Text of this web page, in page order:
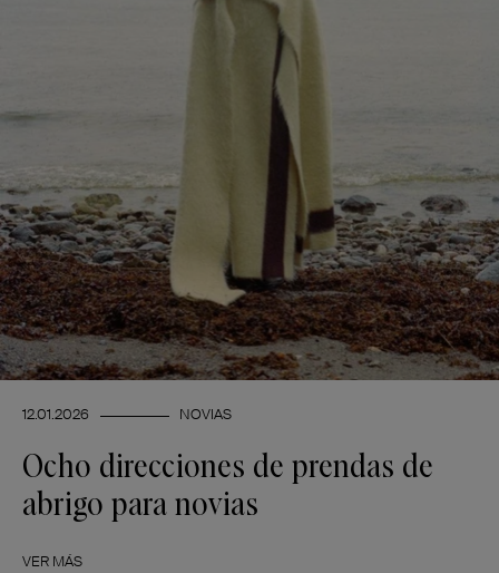
12.01.2026 NOVIAS
Ocho direcciones de prendas de
abrigo para novias
VER MÁS